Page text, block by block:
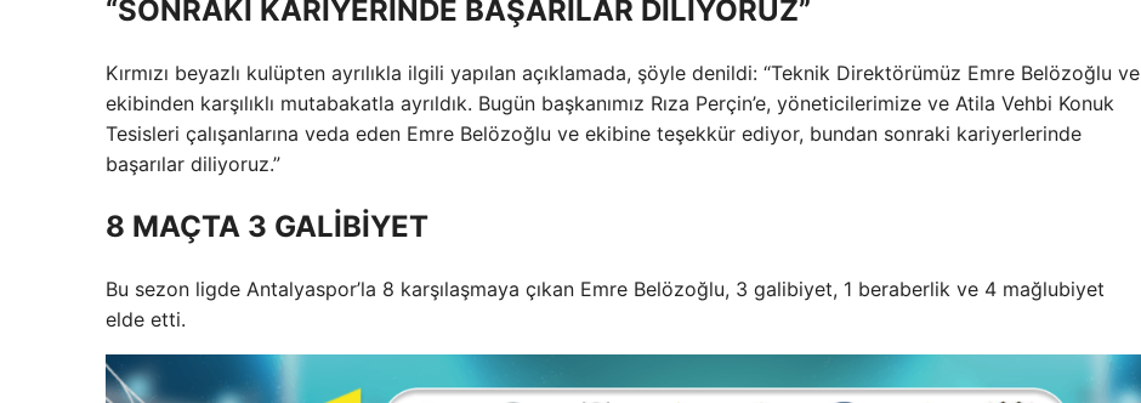
“SONRAKİ KARİYERİNDE BAŞARILAR DİLİYORUZ”
Kırmızı beyazlı kulüpten ayrılıkla ilgili yapılan açıklamada, şöyle denildi: “Teknik Direktörümüz Emre Belözoğlu ve
ekibinden karşılıklı mutabakatla ayrıldık. Bugün başkanımız Rıza Perçin’e, yöneticilerimize ve Atila Vehbi Konuk
Tesisleri çalışanlarına veda eden Emre Belözoğlu ve ekibine teşekkür ediyor, bundan sonraki kariyerlerinde
başarılar diliyoruz.”
8 MAÇTA 3 GALİBİYET
Bu sezon ligde Antalyaspor’la 8 karşılaşmaya çıkan Emre Belözoğlu, 3 galibiyet, 1 beraberlik ve 4 mağlubiyet
elde etti.